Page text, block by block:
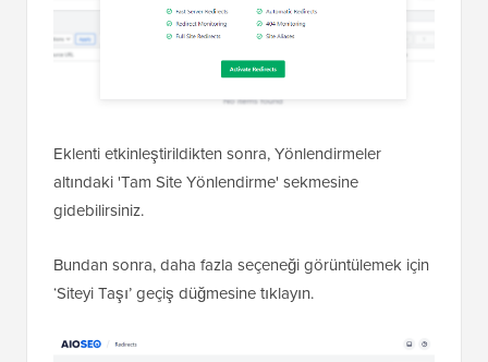
Eklenti etkinleştirildikten sonra, Yönlendirmeler
altındaki 'Tam Site Yönlendirme' sekmesine
gidebilirsiniz.
Bundan sonra, daha fazla seçeneği görüntülemek için
‘Siteyi Taşı’ geçiş düğmesine tıklayın.